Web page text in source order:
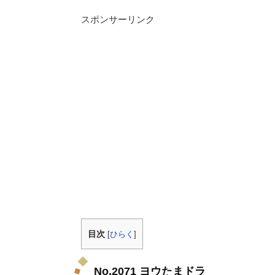
スポンサーリンク
目次 [ひらく ]
No.2071 ヨウたまドラ